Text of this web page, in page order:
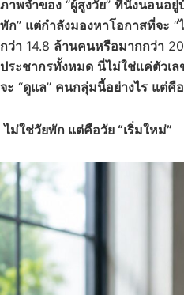
ภาพจำของ “ผู้สูงวัย” ที่นั่งนอนอยู่
พัก” แต่กำลังมองหาโอกาสที่จะ “
กว่า 14.8 ล้านคนหรือมากกว่า
ประชากรทั้งหมด นี่ไม่ใช่แค่ตัวเล
จะ “ดูแล” คนกลุ่มนี้อย่างไร แต่คื
ไม่ใช่วัยพัก แต่คือวัย “เริ่มใหม่”